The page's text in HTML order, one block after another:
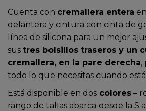
Cuenta con cremallera entera
delantera y cintura con cinta de
línea de silicona para un mejor
sus tres bolsillos traseros y un
cremallera, en la pare derecha,
todo lo que necesitas cuando
Está disponible en dos colores –
rango de tallas abarca desde la S